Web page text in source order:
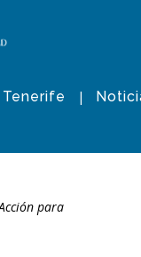
para